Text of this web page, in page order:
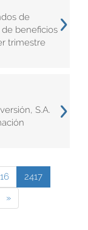
de
beneficios
trimestre
S.A.
2417
»